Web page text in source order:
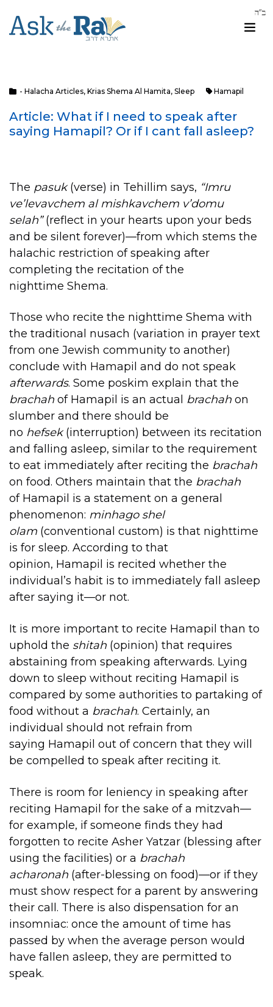
- Halacha Articles, Krias Shema Al Hamita, Sleep Hamapil
Article: What if I need to speak after
saying Hamapil? Or if I cant fall asleep?
The pasuk(verse) in Tehillim says, “Imru
ve’levavchem al mishkavchem v’domu
selah”(reflect in your hearts upon your beds
and be silent forever)—from which stems the
halachic restriction of speaking after
completing the recitation of the
nighttime Shema.
Those who recite the nighttime Shema with
the traditional nusach (variation in prayer text
from one Jewish community to another)
conclude with Hamapil and do not speak
afterwards. Some poskim explain that the
brachah of Hamapil is an actual brachah on
slumber and there should be
no hefsek(interruption) between its recitation
and falling asleep, similar to the requirement
to eat immediately after reciting the brachah
on food. Others maintain that the brachah
of Hamapil is a statement on a general
phenomenon: minhago shel
olam (conventional custom) is that nighttime
is for sleep. According to that
opinion, Hamapil is recited whether the
individual’s habit is to immediately fall asleep
after saying it—or not.
It is more important to recite Hamapil than to
uphold the shitah (opinion) that requires
abstaining from speaking afterwards. Lying
down to sleep without reciting Hamapil is
compared by some authorities to partaking of
food without a brachah. Certainly, an
individual should not refrain from
saying Hamapil out of concern that they will
be compelled to speak after reciting it.
There is room for leniency in speaking after
reciting Hamapil for the sake of a mitzvah—
for example, if someone finds they had
forgotten to recite Asher Yatzar (blessing after
using the facilities) or a brachah
acharonah (after-blessing on food)—or if they
must show respect for a parent by answering
their call. There is also dispensation for an
insomniac: once the amount of time has
passed by when the average person would
have fallen asleep, they are permitted to
speak.